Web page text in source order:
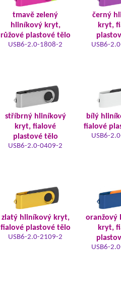
tmavě zelený
hliníkový kryt,
růžové plastové tělo
USB6-2.0-1808-2
černý
kryt,
USB6-
stříbrný hliníkový
kryt, fialové
plastové tělo
USB6-2.0-0409-2
bílý
fialové
USB6-
zlatý hliníkový kryt,
fialové plastové tělo
USB6-2.0-2109-2
oranžový
kryt,
USB6-